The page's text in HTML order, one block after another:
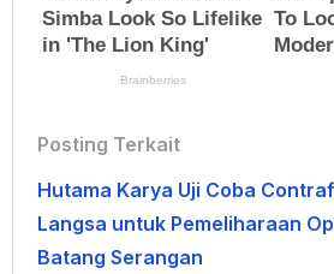
Posting Terkait
Hutama Karya Uji Coba
Langsa untuk Pemeliharaan
Batang Serangan